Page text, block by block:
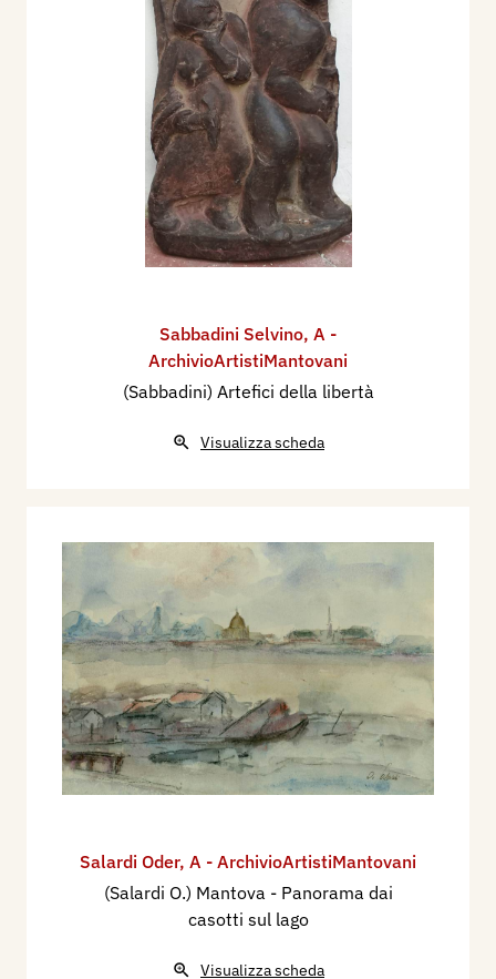
Sabbadini Selvino, A -
ArchivioArtistiMantovani
(Sabbadini) Artefici della libertà
Visualizza scheda
Salardi Oder, A - ArchivioArtistiMantovani
(Salardi O.) Mantova - Panorama dai
casotti sul lago
Visualizza scheda